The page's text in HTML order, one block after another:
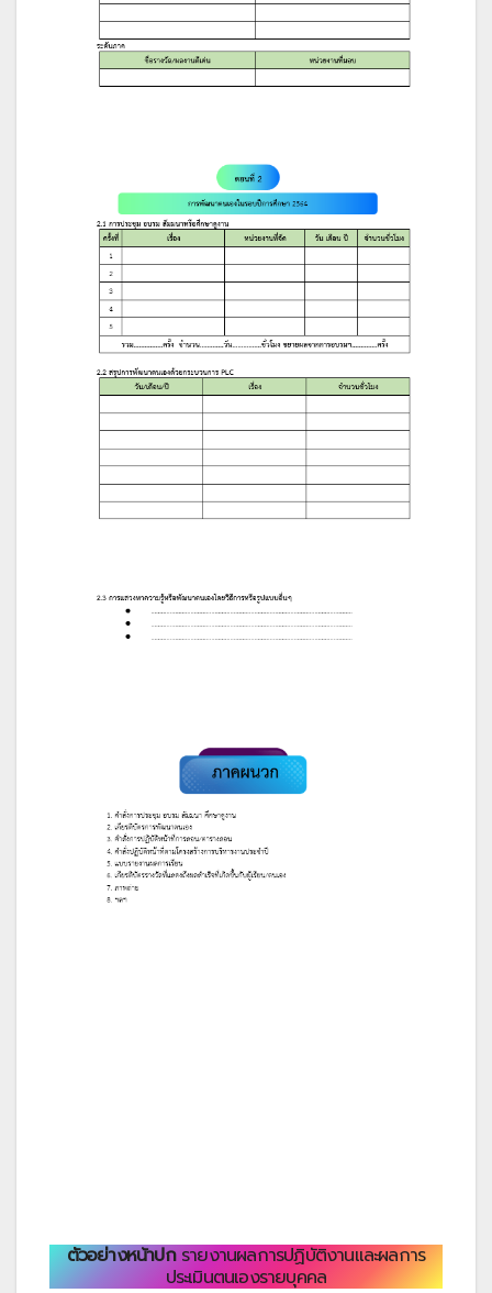
ตัวอย่างหน้าปก รายงานผลการปฏิบัติงานและผลการ
ประเมินตนเองรายบุคคล